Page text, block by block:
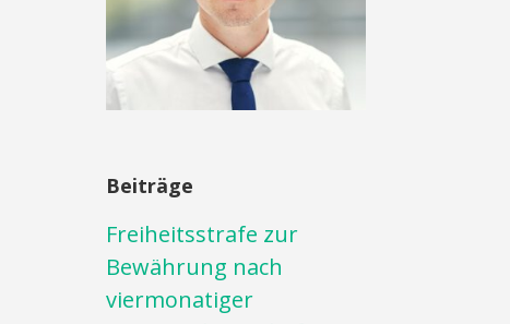
Beiträge
Freiheitsstrafe zur
Bewährung nach
viermonatiger